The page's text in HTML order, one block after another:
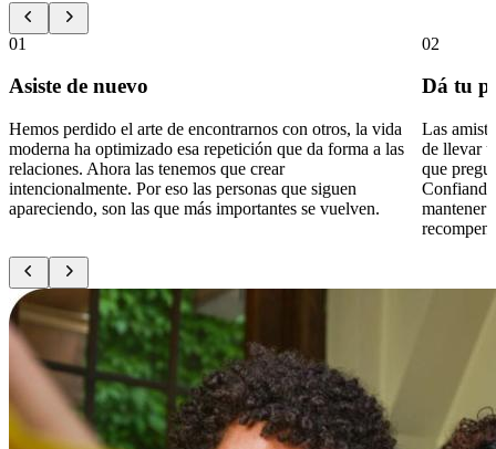
01
Asiste de nuevo
Hemos perdido el arte de encontrarnos con otros, la vida
moderna ha optimizado esa repetición que da forma a las
relaciones. Ahora las tenemos que crear
intencionalmente. Por eso las personas que siguen
apareciendo, son las que más importantes se vuelven.
02
Dá tu
Las
de llevar
que
mantener